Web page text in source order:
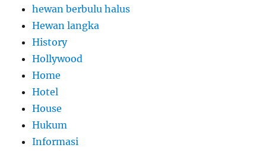
hewan berbulu halus
Hewan langka
History
Hollywood
Home
Hotel
House
Hukum
Informasi